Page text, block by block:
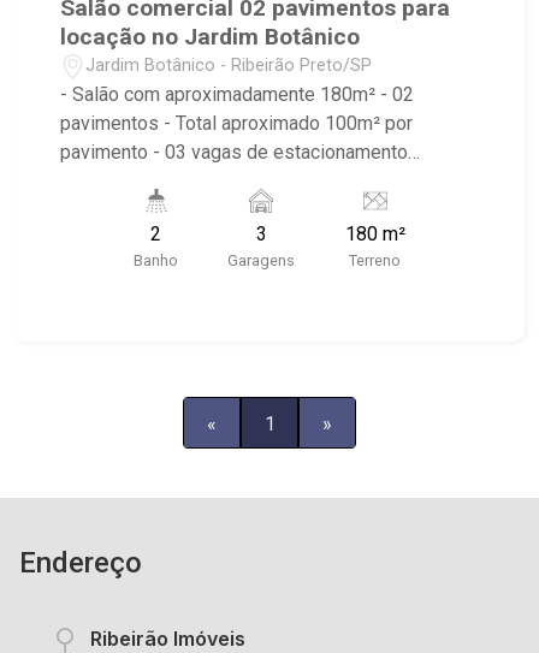
Salão comercial 02 pavimentos para
locação no Jardim Botânico
Jardim Botânico - Ribeirão Preto/SP
- Salão com aproximadamente 180m² - 02
pavimentos - Total aproximado 100m² por
pavimento - 03 vagas de estacionamento
de 2024 - Esquina com Av. Carlos Eduardo de
Gaspari Consoni
2
Banho
3
Garagens
180 m²
Terreno
« 1 »
Endereço
Ribeirão Imóveis